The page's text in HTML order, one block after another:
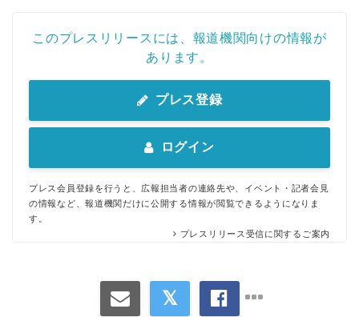
このプレスリリースには、報道機関向けの情報が
あります。
プレス登録
ログイン
プレス会員登録を行うと、広報担当者の連絡先や、イベント・記者会見
の情報など、報道機関だけに公開する情報が閲覧できるようになりま
す。
プレスリリース受信に関するご案内